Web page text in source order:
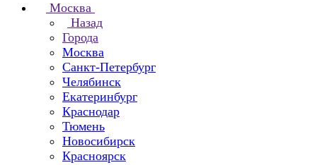
Москва
Назад
Города
Москва
Санкт-Петербург
Челябинск
Екатеринбург
Краснодар
Тюмень
Новосибирск
Красноярск